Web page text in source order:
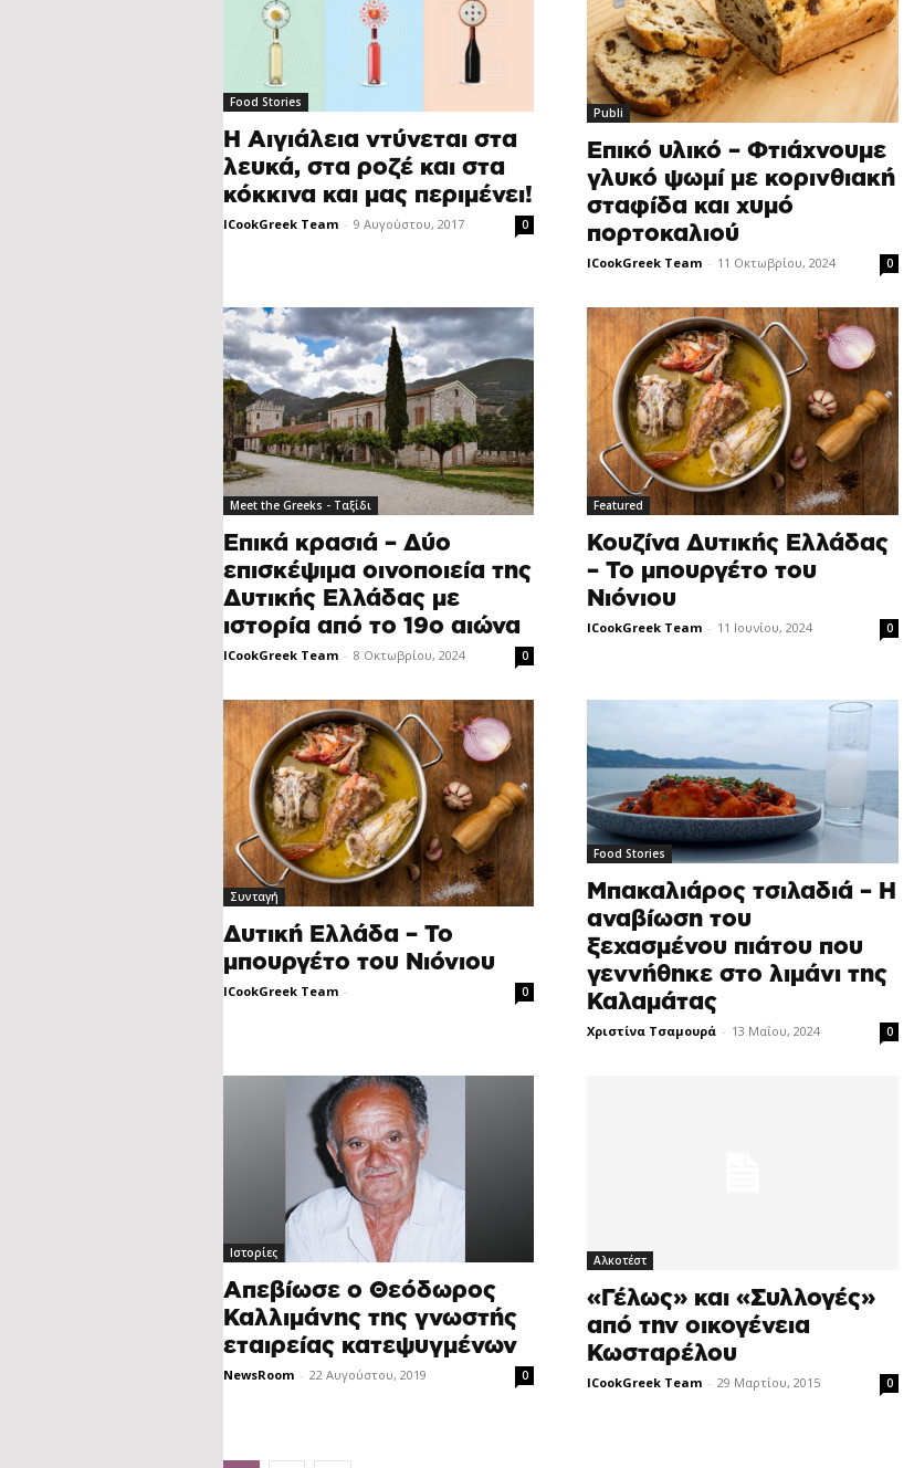
Food Stories
Η Αιγιάλεια ντύνεται στα
λευκά, στα ροζέ και στα
κόκκινα και μας περιμένει!
ICookGreek Team - 9 Αυγούστου, 2017 0
Publi
Επικό υλικό – Φτιάχνουμε
γλυκό ψωμί με κορινθιακή
σταφίδα και χυμό
πορτοκαλιού
ICookGreek Team - 11 Οκτωβρίου, 2024 0
Meet the Greeks - Ταξίδι
Επικά κρασιά – Δύο
επισκέψιμα οινοποιεία της
Δυτικής Ελλάδας με
ιστορία από το 19o αιώνα
ICookGreek Team - 8 Οκτωβρίου, 2024 0
Featured
Κουζίνα Δυτικής Ελλάδας
– Το μπουργέτο του
Νιόνιου
ICookGreek Team - 11 Ιουνίου, 2024 0
Συνταγή
Δυτική Ελλάδα – Το
μπουργέτο του Νιόνιου
ICookGreek Team - 0
Food Stories
Μπακαλιάρος τσιλαδιά – H
αναβίωση του
ξεχασμένου πιάτου που
γεννήθηκε στο λιμάνι της
Καλαμάτας
Χριστίνα Τσαμουρά - 13 Μαΐου, 2024 0
Ιστορίες
Απεβίωσε ο Θεόδωρος
Καλλιμάνης της γνωστής
εταιρείας κατεψυγμένων
NewsRoom - 22 Αυγούστου, 2019 0
Αλκοτέστ
«Γέλως» και «Συλλογές»
από την οικογένεια
Κωσταρέλου
ICookGreek Team - 29 Μαρτίου, 2015 0